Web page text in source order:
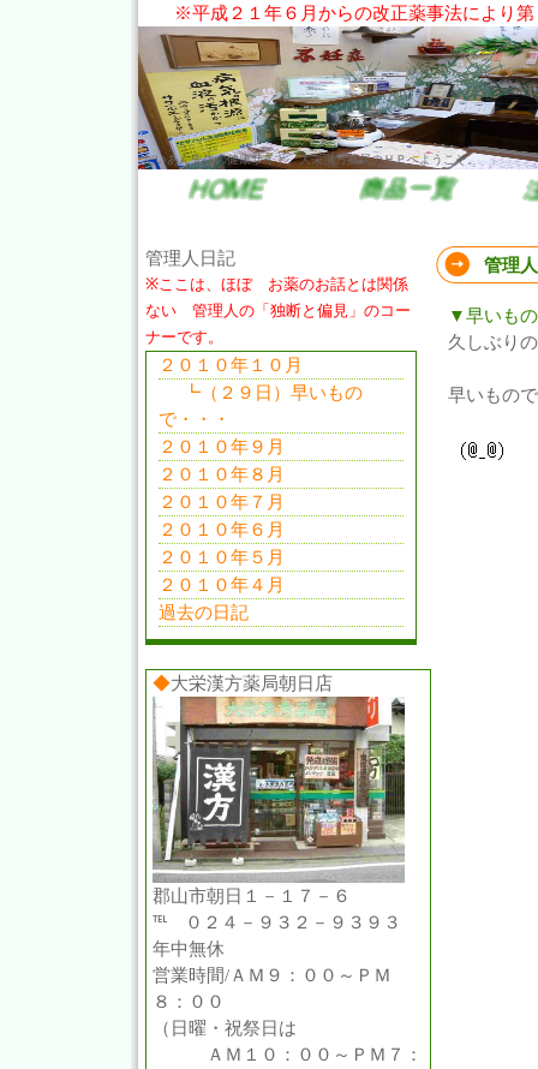
※平成２１年６月からの改正薬事法により
だいあん先生の健康サイト。大栄漢方薬局のＨＰへようこそ。
管理
▼早いも
久しぶり
早いもの
管理人日記
※ここは、ほぼ お薬のお話とは関係
ない 管理人の「独断と偏見」のコー
ナーです。
２０１０年１０月
┗（２９日）早いもの
で・・・
２０１０年９月
２０１０年８月
２０１０年７月
２０１０年６月
２０１０年５月
２０１０年４月
過去の日記
◆大栄漢方薬局朝日店
郡山市朝日１－１７－６
℡ ０２４－９３２－９３９３
年中無休
営業時間/ＡＭ９：００～ＰＭ
８：００
（日曜・祝祭日は
ＡＭ１０：００～ＰＭ７：